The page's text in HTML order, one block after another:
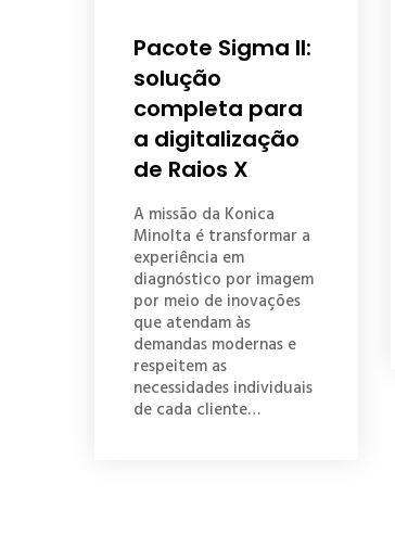
Pacote Sigma II:
solução
completa para
a digitalização
de Raios X
A missão da Konica
Minolta é transformar a
experiência em
diagnóstico por imagem
por meio de inovações
que atendam às
demandas modernas e
respeitem as
necessidades individuais
de cada cliente…